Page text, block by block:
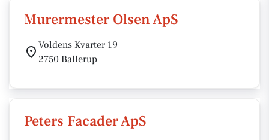
Murermester Olsen ApS
Voldens Kvarter 19
2750 Ballerup
Peters Facader ApS